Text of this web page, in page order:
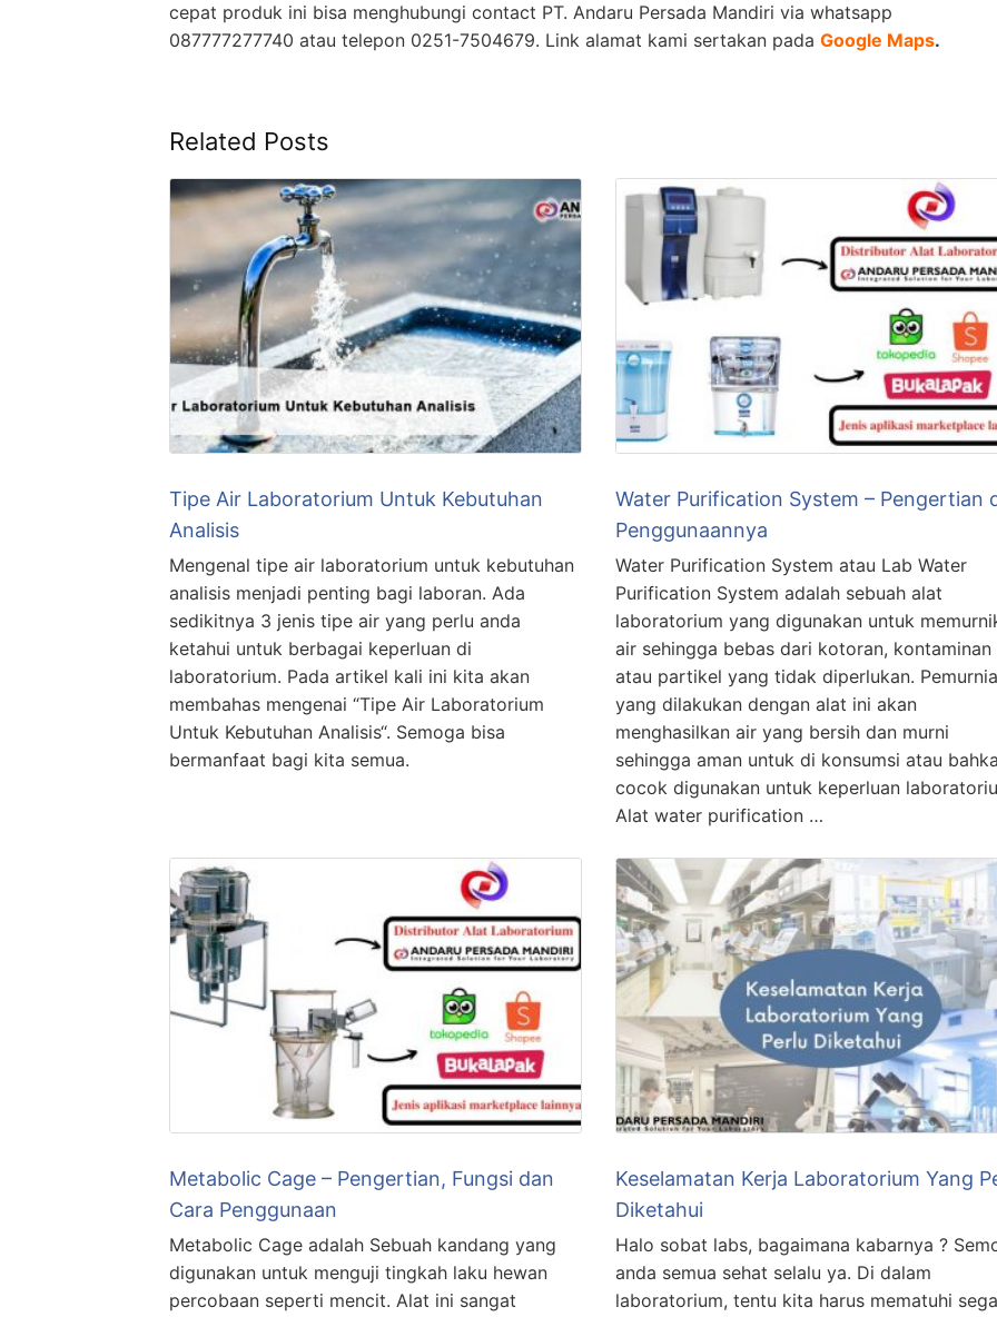
cepat produk ini bisa menghubungi contact PT. Andaru Persada Mandiri via whatsapp
087777277740 atau telepon 0251-7504679. Link alamat kami sertakan pada Google Maps.
Related Posts
Tipe Air Laboratorium Untuk Kebutuhan
Analisis
Mengenal tipe air laboratorium untuk kebutuhan
analisis menjadi penting bagi laboran. Ada
sedikitnya 3 jenis tipe air yang perlu anda
ketahui untuk berbagai keperluan di
laboratorium. Pada artikel kali ini kita akan
membahas mengenai “Tipe Air Laboratorium
Untuk Kebutuhan Analisis“. Semoga bisa
bermanfaat bagi kita semua.
Water Purification System – Pengertian
Penggunaannya
Water Purification System atau Lab Water
Purification System adalah sebuah alat
laboratorium yang digunakan untuk
air sehingga bebas dari kotoran, kontaminan
atau partikel yang tidak diperlukan.
yang dilakukan dengan alat ini akan
menghasilkan air yang bersih dan murni
sehingga aman untuk di konsumsi atau
cocok digunakan untuk keperluan
Alat water purification …
Metabolic Cage – Pengertian, Fungsi dan
Cara Penggunaan
Metabolic Cage adalah Sebuah kandang yang
digunakan untuk menguji tingkah laku hewan
percobaan seperti mencit. Alat ini sangat
Keselamatan Kerja Laboratorium Yang
Diketahui
Halo sobat labs, bagaimana kabarnya ?
anda semua sehat selalu ya. Di dalam
laboratorium, tentu kita harus mematuhi